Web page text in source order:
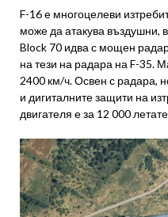
F-16 е многоцелеви
може да атакува въздушни,
Block 70 идва с мощен
на тези на радара на F-35.
2400 км/ч. Освен с радара,
и дигиталните защити на
двигателя е за 12 000